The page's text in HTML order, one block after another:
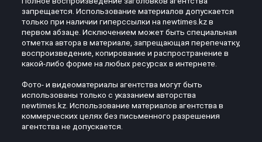
запрещается. Использование материалов допускается
только при наличии гиперссылки на newtimes.kz в
первом абзаце. Исключением может быть специальная
отметка автора в материале, запрещающая перепечатку,
воспроизведение, копирование и распространение в
какой-либо форме на любых ресурсах в интернете.
Фото- и видеоматериалы агентства могут быть
использованы только с указанием авторства
newtimes.kz. Использование материалов агентства в
коммерческих целях без письменного разрешения
агентства не допускается.